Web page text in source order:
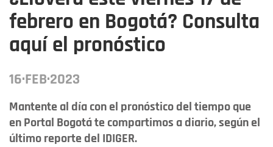
febrero en Bogotá? Consulta
aquí el pronóstico
16·FEB·2023
Mantente al día con el pronóstico del tiempo que
en Portal Bogotá te compartimos a diario, según el
último reporte del IDIGER.